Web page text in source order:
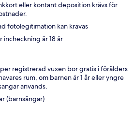
eller kontant deposition krävs för
fotolegitimation kan krävas
incheckning är 18 år
registrerad vuxen bor gratis i förälders
rum, om barnen är 1 år eller yngre
används.
(barnsängar)